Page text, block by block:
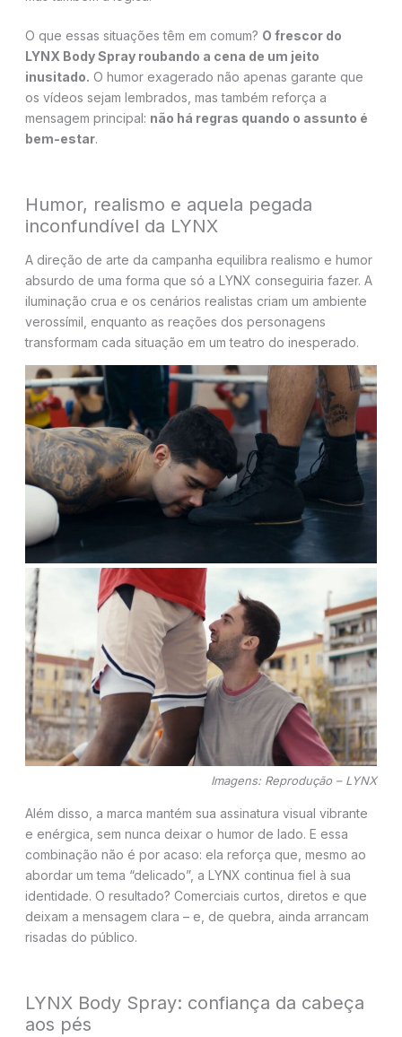
O que essas situações têm em comum? O frescor do
LYNX Body Spray roubando a cena de um jeito
inusitado. O humor exagerado não apenas garante que
os vídeos sejam lembrados, mas também reforça a
mensagem principal: não há regras quando o assunto é
bem-estar.
Humor, realismo e aquela pegada
inconfundível da LYNX
A direção de arte da campanha equilibra realismo e humor
absurdo de uma forma que só a LYNX conseguiria fazer. A
iluminação crua e os cenários realistas criam um ambiente
verossímil, enquanto as reações dos personagens
transformam cada situação em um teatro do inesperado.
Imagens: Reprodução – LYNX
Além disso, a marca mantém sua assinatura visual vibrante
e enérgica, sem nunca deixar o humor de lado. E essa
combinação não é por acaso: ela reforça que, mesmo ao
abordar um tema “delicado”, a LYNX continua fiel à sua
identidade. O resultado? Comerciais curtos, diretos e que
deixam a mensagem clara – e, de quebra, ainda arrancam
risadas do público.
LYNX Body Spray: confiança da cabeça
aos pés